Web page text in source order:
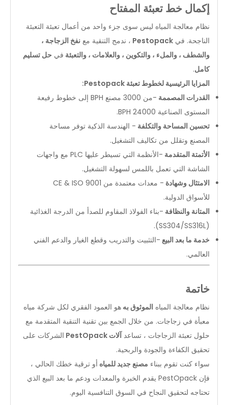
إكمال خط تعبئة المفتاح
نظام معالجة المياه ليس سوى جزء واحد من أعمال تعبئة التعبئة
الناجحة. في Pestopack ، ندمج التنقية مع نفخ الزجاجة ،
والشطف ، والملء ، والتكوين ، والعلامات ، والتعبئة في حل تسليم
كامل.
المزايا الرئيسية لخطوط تعبئة Pestopack:
القدرات المصممة
-من 3000 مصنع BPH إلى خطوط رفيعة
المستوى الصناعية 24000 BPH.
تحسين المساحة والتكلفة - الهندسة الذكية توفر مساحة
المصنع وتقلل من تكاليف التشغيل.
الأتمتة المتقدمة
-الأنظمة التي تسيطر عليها PLC مع واجهات
الشاشة التي تعمل باللمس لسهولة التشغيل.
الامتثال وشهادة
- معدات معتمدة من CE & ISO 9001
للأسواق الدولية.
المتانة والنظافة -بناء الفولاذ المقاوم للصدأ من الدرجة الغذائية
(SS304/SS316L).
خدمة ما بعد البيع -التثبيت والتدريب وقطع الغيار والدعم الفني
العالمي.
خاتمة
نظام معالجة المياه الموثوق به هو العمود الفقري لكل شركة مياه
معبأة في زجاجات. من خلال الجمع بين تقنية التنقية المتقدمة مع
حلول تعبئة الزجاجات ، تساعد آلات PestOpack
الشركات على
تحقيق الكفاءة والجودة والربحية.
سواء كنت تقوم ببناء مصنع جديد للمياه أو ترقية خطك الحالي ،
فإن PestOpack يقدم الخبرة والمعدات ودعم ما بعد البيع الذي
تحتاجه لتحقيق النجاح في السوق التنافسية اليوم.